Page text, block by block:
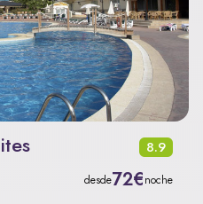
8.9
desde72€noche